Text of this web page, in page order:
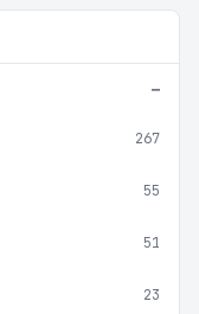
267
55
51
23